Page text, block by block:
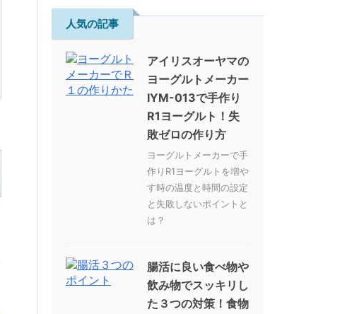
人気の記事
アイリスオーヤマの
ヨーグルトメーカー
IYM-013で手作り
R1ヨーグルト！失
敗ゼロの作り方
ヨーグルトメーカーで手
作りR1ヨーグルトを増や
す時の温度と時間の設定
と失敗しないポイントと
は？
腸活に良い食べ物や
飲み物でスッキリし
た３つの対策！食物